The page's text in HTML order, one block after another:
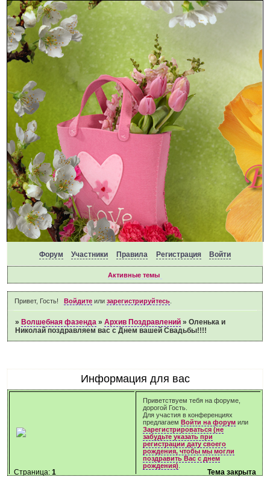
Форум Участники Правила Регистрация Войти
Активные темы
Привет, Гость! Войдитеили зарегистрируйтесь.
» Волшебная фазенда »Архив Поздравлений »Оленька и
Николай поздравляем вас с Днем вашей Свадьбы!!!!
Информация для вас
Приветствуем тебя на форуме,
дорогой Гость.
Для участия в конференциях
предлагаемВойти на форум или
Зарегистрироваться (не
забудьте указать при
регистрации дату своего
рождения, чтобы мы могли
поздравить Вас с днем
рождения)
Страница:1 Тема закрыта